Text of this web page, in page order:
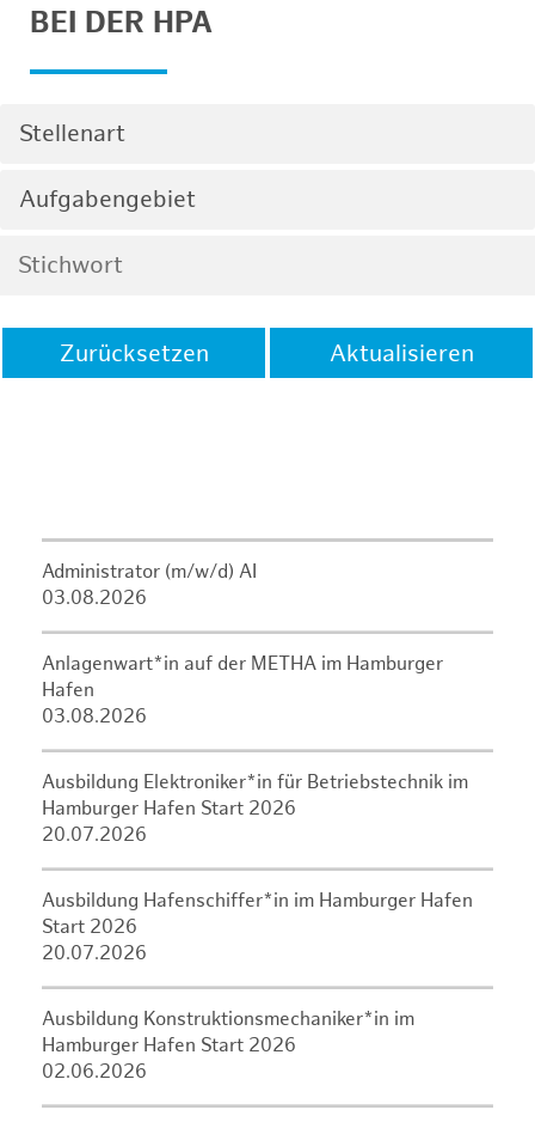
BEI DER HPA
Stellenart
Aufgabengebiet
Zurücksetzen Aktualisieren
Administrator (m/w/d) AI
03.08.2026
Anlagenwart*in auf der METHA im Hamburger
Hafen
03.08.2026
Ausbildung Elektroniker*in für Betriebstechnik im
Hamburger Hafen Start 2026
20.07.2026
Ausbildung Hafenschiffer*in im Hamburger Hafen
Start 2026
20.07.2026
Ausbildung Konstruktionsmechaniker*in im
Hamburger Hafen Start 2026
02.06.2026